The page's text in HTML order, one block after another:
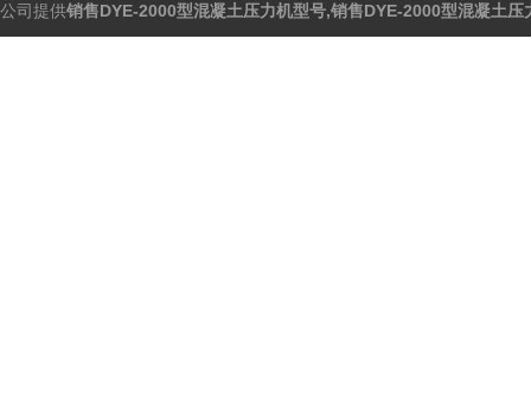
公司提供销售DYE-2000型混凝土压力机型号,销售DYE-2000型混凝土压